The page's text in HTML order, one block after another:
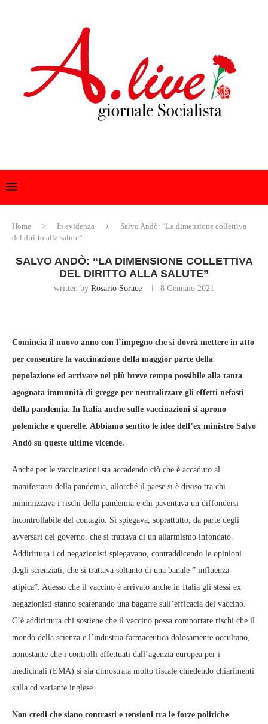
Home In evidenza
Salvo Andò: “La dimensione collettiva
del diritto alla salute”
SALVO ANDÒ: “LA DIMENSIONE COLLETTIVA
DEL DIRITTO ALLA SALUTE”
written by Rosario Sorace 8 Gennaio 2021
Comincia il nuovo anno con l’impegno che si dovrà mettere in atto
per consentire la vaccinazione della maggior parte della
popolazione ed arrivare nel più breve tempo possibile alla tanta
agognata immunità di gregge per neutralizzare gli effetti nefasti
della pandemia. In Italia anche sulle vaccinazioni si aprono
polemiche e querelle. Abbiamo sentito le idee dell’ex ministro Salvo
Andò su queste ultime vicende.
Anche per le vaccinazioni sta accadendo ciò che è accaduto al
manifestarsi della pandemia, allorché il paese si è diviso tra chi
minimizzava i rischi della pandemia e chi paventava un diffondersi
incontrollabile del contagio. Si spiegava, soprattutto, da parte degli
avversari del governo, che si trattava di un allarmismo infondato.
Addirittura i cd negazionisti spiegavano, contraddicendo le opinioni
degli scienziati, che si trattava soltanto di una banale ” influenza
atipica”. Adesso che il vaccino è arrivato anche in Italia gli stessi ex
negazionisti stanno scatenando una bagarre sull’efficacia del vaccino.
C’è addirittura chi sostiene che il vaccino possa comportare rischi che il
mondo della scienza e l’industria farmaceutica dolosamente occultano,
nonostante che i controlli effettuati dall’agenzia europea per i
medicinali (EMA) si sia dimostrata molto fiscale chiedendo chiarimenti
sulla cd variante inglese.
Non credi che siano contrasti e tensioni tra le forze politiche